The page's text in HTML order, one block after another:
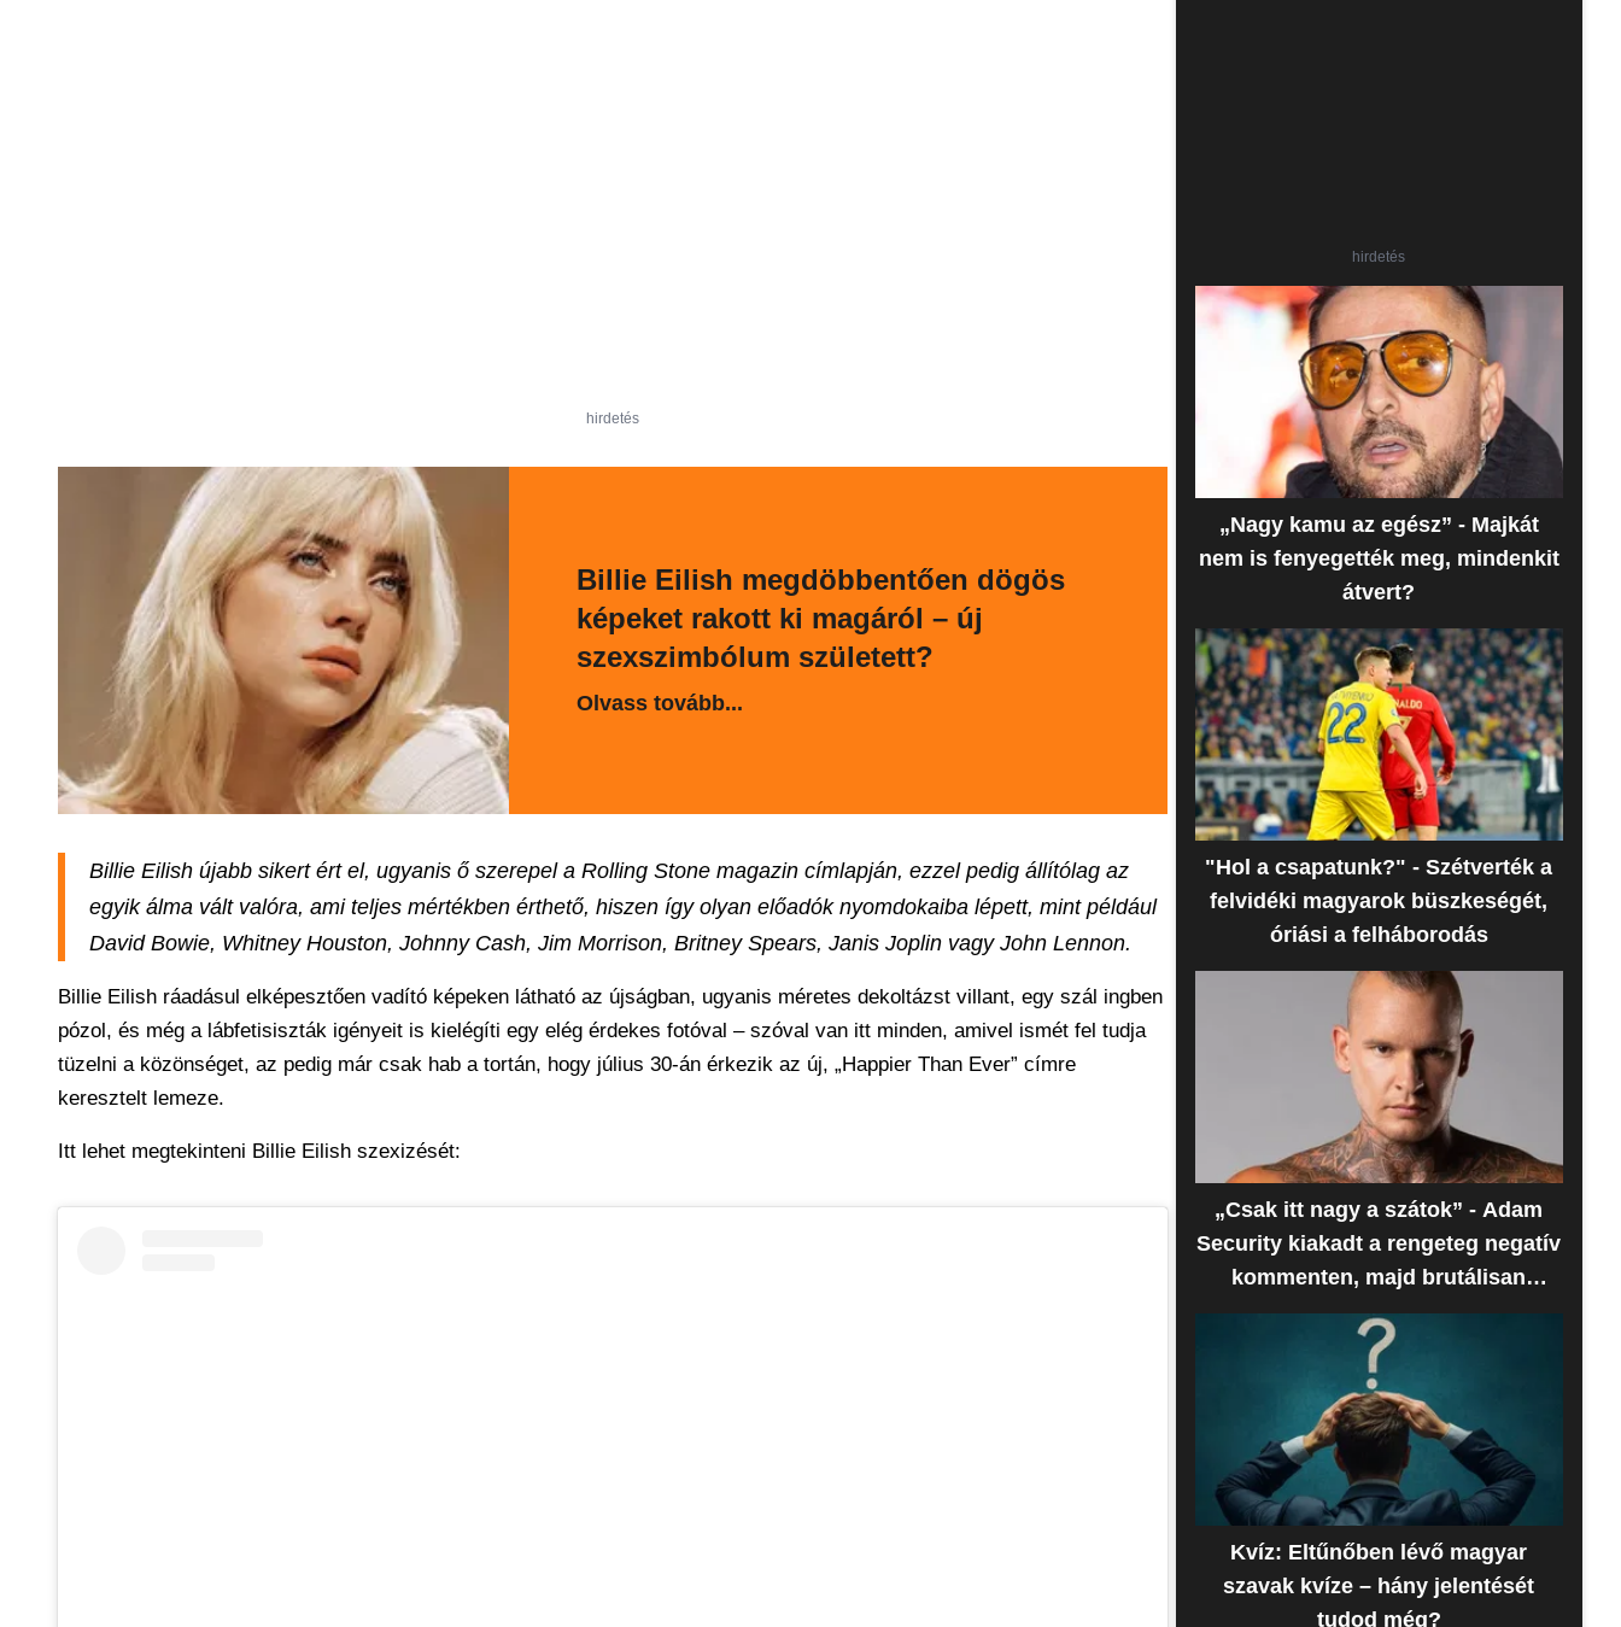
hirdetés
Billie Eilish megdöbbentően dögös
képeket rakott ki magáról – új
szexszimbólum született?
Olvass tovább...
Billie Eilish újabb sikert ért el, ugyanis ő szerepel a Rolling Stone magazin címlapján, ezzel pedig állítólag az
egyik álma vált valóra, ami teljes mértékben érthető, hiszen így olyan előadók nyomdokaiba lépett, mint például
David Bowie, Whitney Houston, Johnny Cash, Jim Morrison, Britney Spears, Janis Joplin vagy John Lennon.
Billie Eilish ráadásul elképesztően vadító képeken látható az újságban, ugyanis méretes dekoltázst villant, egy szál ingben
pózol, és még a lábfetisiszták igényeit is kielégíti egy elég érdekes fotóval – szóval van itt minden, amivel ismét fel tudja
tüzelni a közönséget, az pedig már csak hab a tortán, hogy július 30-án érkezik az új, „Happier Than Ever” címre
keresztelt lemeze.
Itt lehet megtekinteni Billie Eilish szexizését:
hirdetés
„Nagy kamu az egész” - Majkát
nem is fenyegették meg, mindenkit
átvert?
"Hol a csapatunk?" - Szétverték a
felvidéki magyarok büszkeségét,
óriási a felháborodás
„Csak itt nagy a szátok” - Adam
Security kiakadt a rengeteg negatív
kommenten, majd brutálisan
beszóltak neki
Kvíz: Eltűnőben lévő magyar
szavak kvíze – hány jelentését
tudod még?